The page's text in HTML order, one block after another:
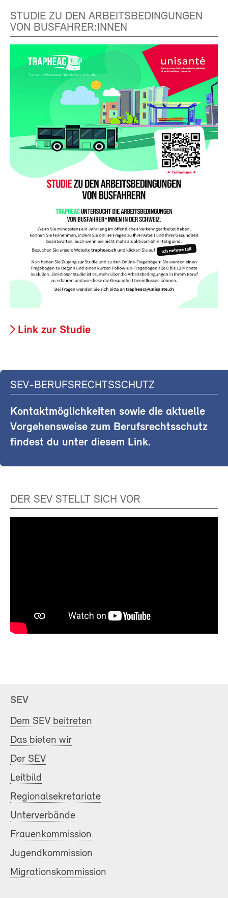
STUDIE ZU DEN ARBEITSBEDINGUNGEN
VON BUSFAHRER:INNEN
Link zur Studie
SEV-BERUFSRECHTSSCHUTZ
Kontaktmöglichkeiten sowie die aktuelle
Vorgehensweise zum Berufsrechtsschutz
findest du unter diesem Link.
DER SEV STELLT SICH VOR
SEV
Dem SEV beitreten
Das bieten wir
Der SEV
Leitbild
Regionalsekretariate
Unterverbände
Frauenkommission
Jugendkommission
Migrationskommission